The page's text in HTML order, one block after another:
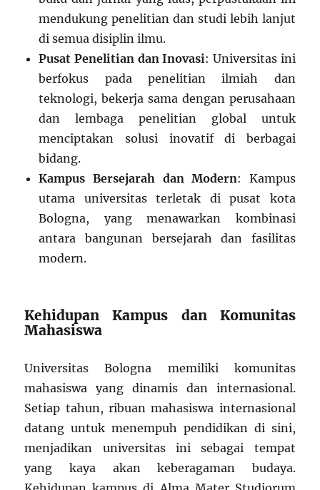
mendukung penelitian dan studi lebih lanjut
di semua disiplin ilmu.
Pusat Penelitian dan Inovasi: Universitas ini
berfokus pada penelitian ilmiah dan
teknologi, bekerja sama dengan perusahaan
dan lembaga penelitian global untuk
menciptakan solusi inovatif di berbagai
bidang.
Kampus Bersejarah dan Modern: Kampus
utama universitas terletak di pusat kota
Bologna, yang menawarkan kombinasi
antara bangunan bersejarah dan fasilitas
modern.
Kehidupan Kampus dan Komunitas
Mahasiswa
Universitas Bologna memiliki komunitas
mahasiswa yang dinamis dan internasional.
Setiap tahun, ribuan mahasiswa internasional
datang untuk menempuh pendidikan di sini,
menjadikan universitas ini sebagai tempat
yang kaya akan keberagaman budaya.